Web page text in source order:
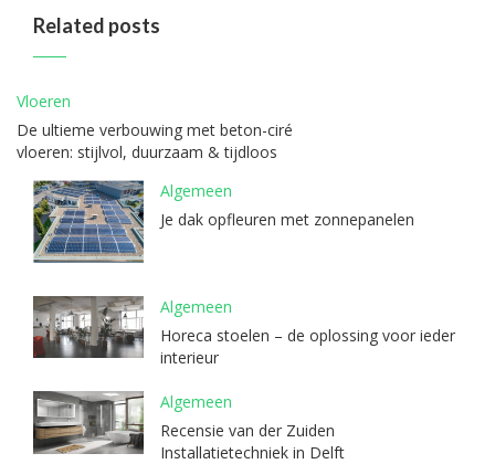
Related posts
Vloeren
De ultieme verbouwing met beton-ciré
vloeren: stijlvol, duurzaam & tijdloos
Algemeen
Je dak opfleuren met zonnepanelen
Algemeen
Horeca stoelen – de oplossing voor ieder
interieur
Algemeen
Recensie van der Zuiden
Installatietechniek in Delft